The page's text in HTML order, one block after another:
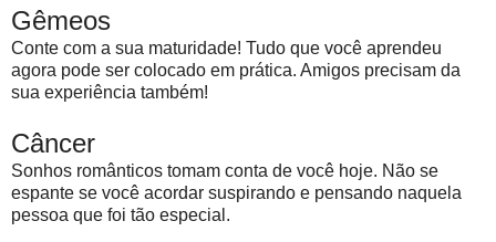
Gêmeos
Conte com a sua maturidade! Tudo que você aprendeu
agora pode ser colocado em prática. Amigos precisam da
sua experiência também!
Câncer
Sonhos românticos tomam conta de você hoje. Não se
espante se você acordar suspirando e pensando naquela
pessoa que foi tão especial.